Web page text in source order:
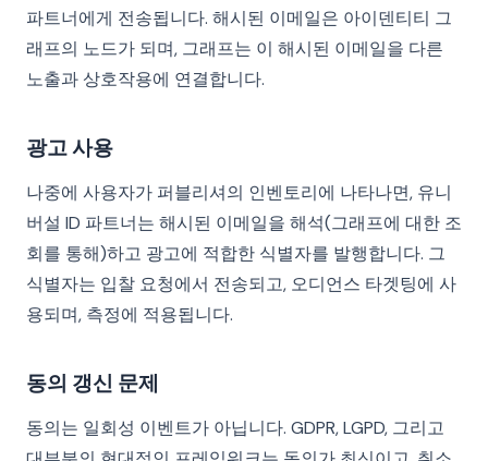
파트너에게 전송됩니다. 해시된 이메일은 아이덴티티 그
래프의 노드가 되며, 그래프는 이 해시된 이메일을 다른
노출과 상호작용에 연결합니다.
광고 사용
나중에 사용자가 퍼블리셔의 인벤토리에 나타나면, 유니
버설 ID 파트너는 해시된 이메일을 해석(그래프에 대한 조
회를 통해)하고 광고에 적합한 식별자를 발행합니다. 그
식별자는 입찰 요청에서 전송되고, 오디언스 타겟팅에 사
용되며, 측정에 적용됩니다.
동의 갱신 문제
동의는 일회성 이벤트가 아닙니다. GDPR, LGPD, 그리고